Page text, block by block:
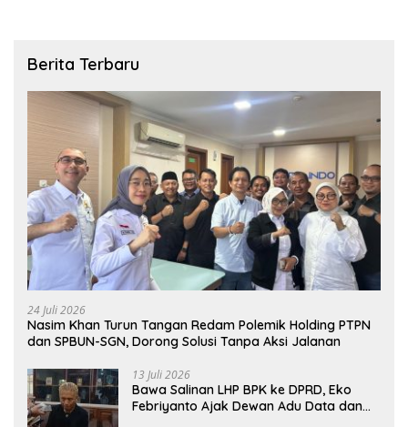
Berita Terbaru
24 Juli 2026
Nasim Khan Turun Tangan Redam Polemik Holding PTPN
dan SPBUN-SGN, Dorong Solusi Tanpa Aksi Jalanan
13 Juli 2026
Bawa Salinan LHP BPK ke DPRD, Eko
Febriyanto Ajak Dewan Adu Data dan